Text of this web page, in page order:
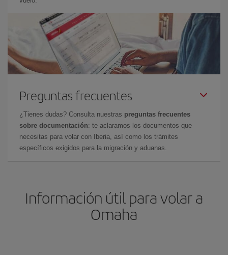
Preguntas frecuentes
¿Tienes dudas? Consulta nuestras preguntas frecuentes
sobre documentación: te aclaramos los documentos que
necesitas para volar con Iberia, así como los trámites
específicos exigidos para la migración y aduanas.
Información útil para volar a
Omaha